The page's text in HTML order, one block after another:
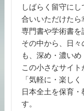
しばらく留守に
合いいただけたら
専門書や学術書を
その中から、日
も、深め・濃いめ
この小さなサイ
「気軽に・楽しく
日本全土を保育
す。